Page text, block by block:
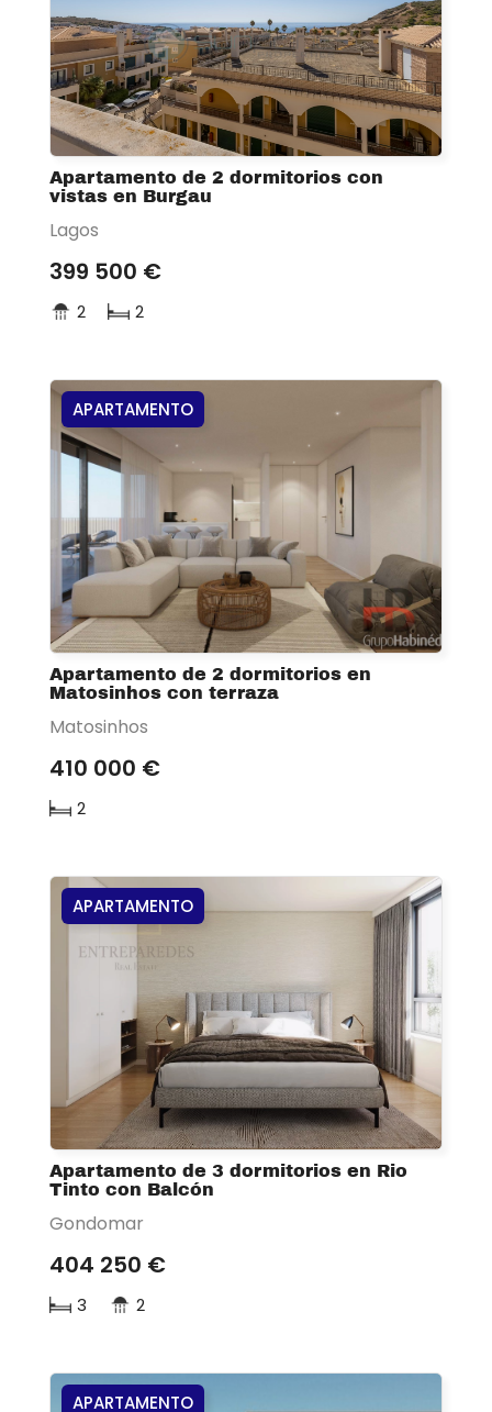
Apartamento de 2 dormitorios con
vistas en Burgau
Lagos
399 500 €
2 2
APARTAMENTO
Apartamento de 2 dormitorios en
Matosinhos con terraza
Matosinhos
410 000 €
2
APARTAMENTO
Apartamento de 3 dormitorios en Rio
Tinto con Balcón
Gondomar
404 250 €
3 2
APARTAMENTO